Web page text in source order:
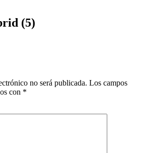
(5)
no será publicada. Los campos
con *